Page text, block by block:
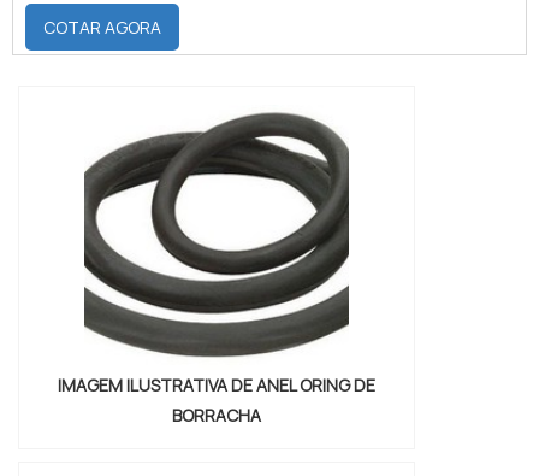
ramo e descobrindo a maior referência de
qualidade da área de atuação.Quando o
poderá encontrar excelente custo-
benefício com cores sólidas e duráveis,
que não desbotam o...
COTAR AGORA
IMAGEM ILUSTRATIVA DE ANEL ORING DE
BORRACHA